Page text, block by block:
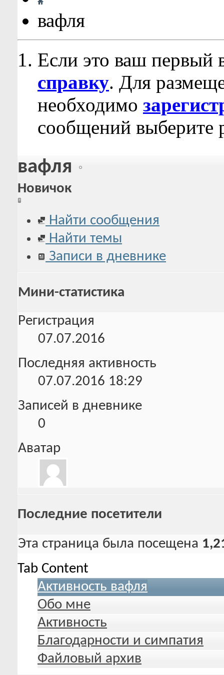
вафля
Если это ваш первый
справку. Для
необходимо
сообщений выберите
вафля
Новичок
Найти сообщения
Найти темы
Записи в дневнике
Мини-статистика
Регистрация
07.07.2016
Последняя активность
07.07.2016 18:29
Записей в дневнике
0
Аватар
Последние посетители
Эта страница была посещена
Tab Content
Активность вафля
Обо мне
Активность
Благодарности и симпатия
Файловый архив